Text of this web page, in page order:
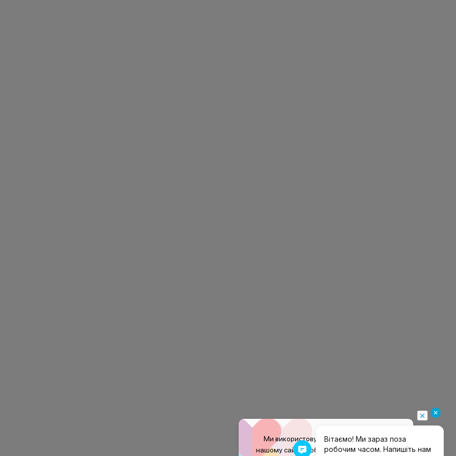
Ми використовуємо файли cookieна
нашому сайті, щоб покращити ваш досвід